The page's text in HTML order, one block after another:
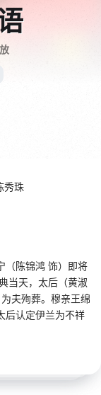
秀珠
陈锦鸿 饰）即将
当天，太后（黄淑
夫殉葬。穆亲王绵
后认定伊兰为不祥